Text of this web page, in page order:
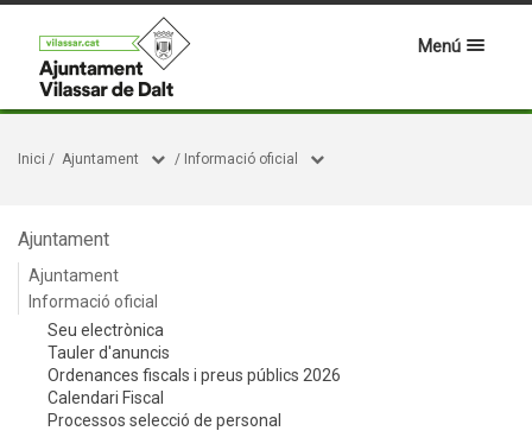
Menú
Inici / Ajuntament / Informació oficial
Ajuntament
Ajuntament
Informació oficial
Seu electrònica
Tauler d'anuncis
Ordenances fiscals i preus públics 2026
Calendari Fiscal
Processos selecció de personal